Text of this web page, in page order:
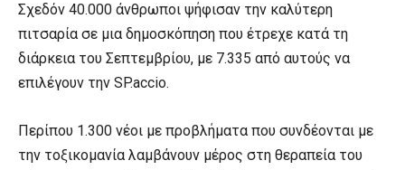
Σχεδόν 40.000 άνθρωποι ψήφισαν την καλύτερη
πιτσαρία σε μια δημοσκόπηση που έτρεχε κατά τη
διάρκεια του Σεπτεμβρίου, με 7.335 από αυτούς να
επιλέγουν την SP.accio.
Περίπου 1.300 νέοι με προβλήματα που συνδέονται με
την τοξικομανία λαμβάνουν μέρος στη θεραπεία του